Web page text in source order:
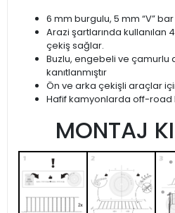
6 mm burgulu, 5 mm “V”
Arazi şartlarında kullanılan
çekiş sağlar.
Buzlu, engebeli ve çamurlu
kanıtlanmıştır
Ön ve arka çekişli araçlar
Hafif kamyonlarda off-road
MONTAJ